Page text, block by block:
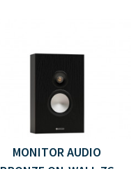
MONITOR AUDIO